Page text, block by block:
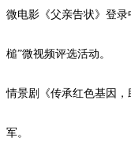
微电影《父亲告状》登
槌”微视频评选活动。
情景剧《传承红色基因
军。